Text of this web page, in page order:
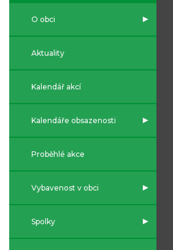
O obci
Aktuality
Kalendář akcí
Kalendáře obsazenosti
Proběhlé akce
Vybavenost v obci
Spolky